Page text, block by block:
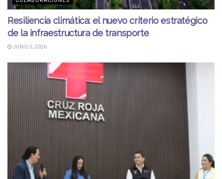
Resiliencia climática: el nuevo criterio estratégico
de la infraestructura de transporte
JUNIO 5, 2026